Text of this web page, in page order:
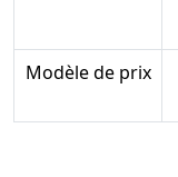
Modèle de prix